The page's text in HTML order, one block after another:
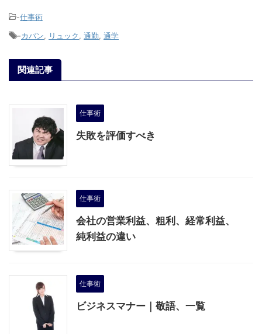
-仕事術
-カバン リュック 通勤 通学
関連記事
仕事術
失敗を評価すべき
仕事術
会社の営業利益、粗利、経常利益、
純利益の違い
仕事術
ビジネスマナー｜敬語、一覧